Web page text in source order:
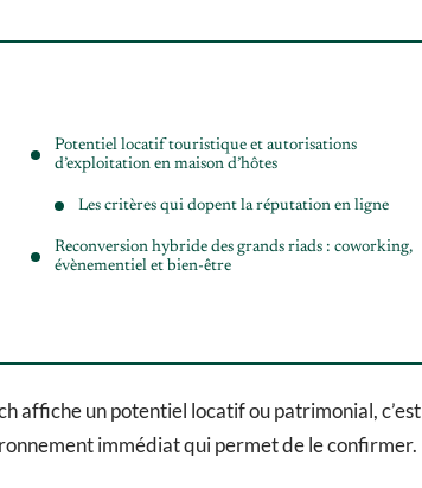
Potentiel locatif touristique et autorisations
d’exploitation en maison d’hôtes
Les critères qui dopent la réputation en ligne
Reconversion hybride des grands riads : coworking,
évènementiel et bien-être
affiche un potentiel locatif ou patrimonial, c’est
immédiat qui permet de le confirmer.